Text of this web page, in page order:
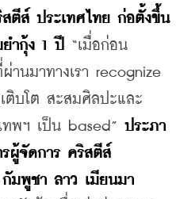
สตีส์ ประเทศไทย ก่อตั้งขึ้น
ำกุ้ง 1 ปี
“เมื่อก่อน
านมาทางเรา recognize
ติบโต สะสมศิลปะและ
ทพฯ เป็น based” ประภา
ผู้จัดการ คริสตีส์
กัมพูชา ลาว เมียนมา